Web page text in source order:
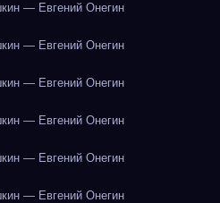
— Евгений Онегин
— Евгений Онегин
— Евгений Онегин
— Евгений Онегин
— Евгений Онегин
— Евгений Онегин